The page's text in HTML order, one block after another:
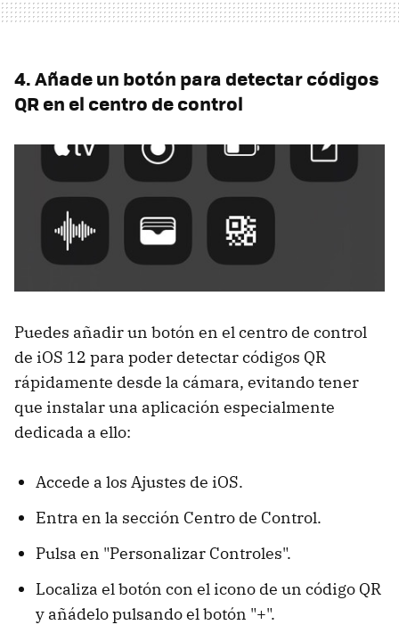
4. Añade un botón para detectar códigos
QR en el centro de control
Puedes añadir un botón en el centro de control
de iOS 12 para poder detectar códigos QR
rápidamente desde la cámara, evitando tener
que instalar una aplicación especialmente
dedicada a ello:
Accede a los Ajustes de iOS.
Entra en la sección Centro de Control.
Pulsa en "Personalizar Controles".
Localiza el botón con el icono de un código QR
y añádelo pulsando el botón "+".